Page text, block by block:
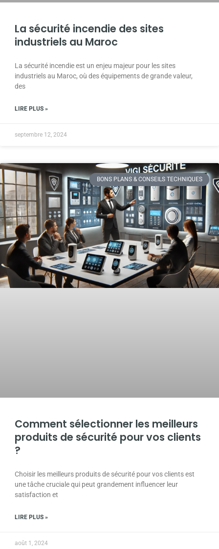
La sécurité incendie des sites
industriels au Maroc
La sécurité incendie est un enjeu majeur pour les sites
industriels au Maroc, où des équipements de grande valeur,
des
LIRE PLUS »
septembre 12, 2024
BONS PLANS & CONSEILS TECHNIQUES
Comment sélectionner les meilleurs
produits de sécurité pour vos clients
?
Choisir les meilleurs produits de sécurité pour vos clients est
une tâche cruciale qui peut grandement influencer leur
satisfaction et
LIRE PLUS »
août 1, 2024